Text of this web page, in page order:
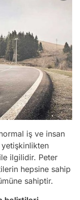
iş ve insan
yetişkinlikten
ilgilidir. Peter
hepsine sahip
sahiptir.